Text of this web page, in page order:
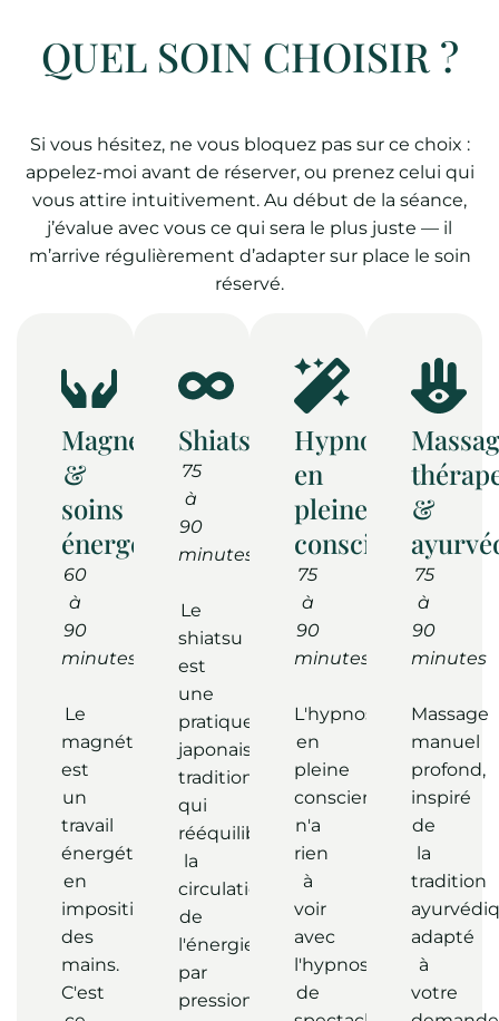
QUEL SOIN CHOISIR ?
Si vous hésitez, ne vous bloquez pas sur ce choix :
appelez-moi avant de réserver, ou prenez celui qui
vous attire intuitivement. Au début de la séance,
j’évalue avec vous ce qui sera le plus juste — il
m’arrive régulièrement d’adapter sur place le soin
réservé.
Magnétisme
&
soins
énergétiques
60
à
90
minutes
Le
magnétisme
est
un
travail
énergétique
en
imposition
des
mains.
C'est
Shiatsu
75
à
90
minutes
Le
shiatsu
est
une
pratique
japonaise
traditionnelle
qui
rééquilibre
la
circulation
de
l'énergie
par
pressions
Hypnose
en
pleine
conscience
75
à
90
minutes
L'hypnose
en
pleine
conscience
n'a
rien
à
voir
avec
l'hypnose
de
&
75
à
90
minutes
Massage
manuel
profond,
inspiré
de
la
tradition
adapté
à
votre